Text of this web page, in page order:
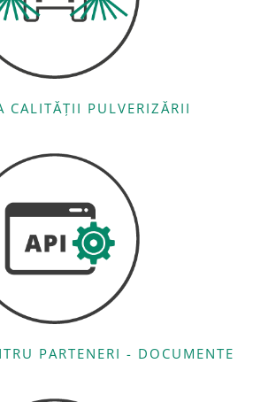
CALITĂȚII PULVERIZĂRII
PARTENERI - DOCUMENTE